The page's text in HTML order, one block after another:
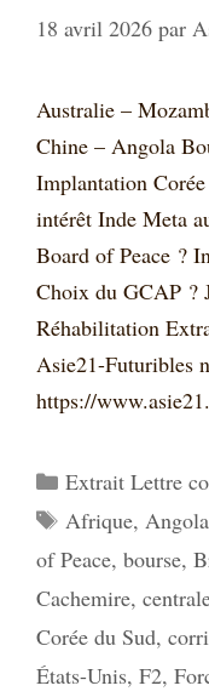
18 avril 2026 par
Australie –
Chine – Angola
Implantation
intérêt Inde Meta
Board of Peace ?
Choix du GCAP ?
Réhabilitation
Asie21-Futuribles
https://
Catégories
Extrait Lettre
Étiquettes
Afrique, Angola
of Peace, bourse,
Cachemire,
Corée du Sud,
États-Unis, F2,